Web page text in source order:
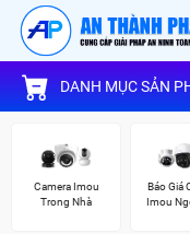
DANH MỤC SẢN
Camera Imou
Trong Nhà
Báo Giá
Imou